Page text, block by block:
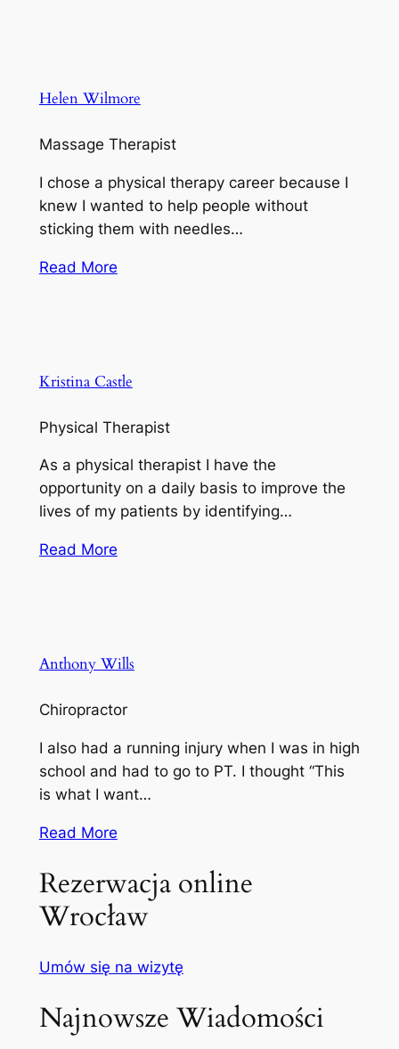
Helen Wilmore
Massage Therapist
I chose a physical therapy career because I
knew I wanted to help people without
sticking them with needles…
Read More
Kristina Castle
Physical Therapist
As a physical therapist I have the
opportunity on a daily basis to improve the
lives of my patients by identifying…
Read More
Anthony Wills
Chiropractor
I also had a running injury when I was in high
school and had to go to PT. I thought “This
is what I want…
Read More
Rezerwacja online
Wrocław
Umów się na wizytę
Najnowsze Wiadomości